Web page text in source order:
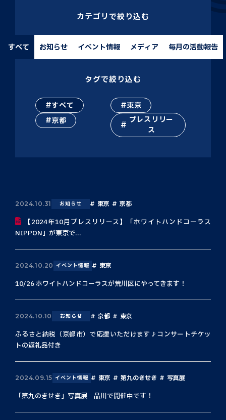
カテゴリで絞り込む
すべて お知らせ イベント情報 メディア 毎月の活動報告
タグで絞り込む
すべて
東京
京都
プレスリリー
ス
2024.10.31 お知らせ 東京 京都
【2024年10月プレスリリース】「ホワイトハンドコーラス
NIPPON」が東京で...
2024.10.20 イベント情報 東京
10/26 ホワイトハンドコーラスが荒川区にやってきます！
2024.10.10 お知らせ 京都 東京
ふるさと納税（京都市）で応援いただけます♪コンサートチケッ
トの返礼品付き
2024.09.15 イベント情報 東京 第九のきせき 写真展
「第九のきせき」写真展 品川で開催中です！